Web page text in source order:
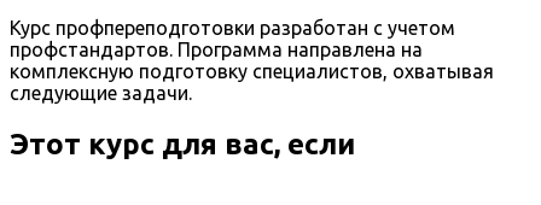
Курс профпереподготовки разработан с учетом
профстандартов. Программа направлена на
комплексную подготовку специалистов, охватывая
следующие задачи.
Этот курс для вас, если